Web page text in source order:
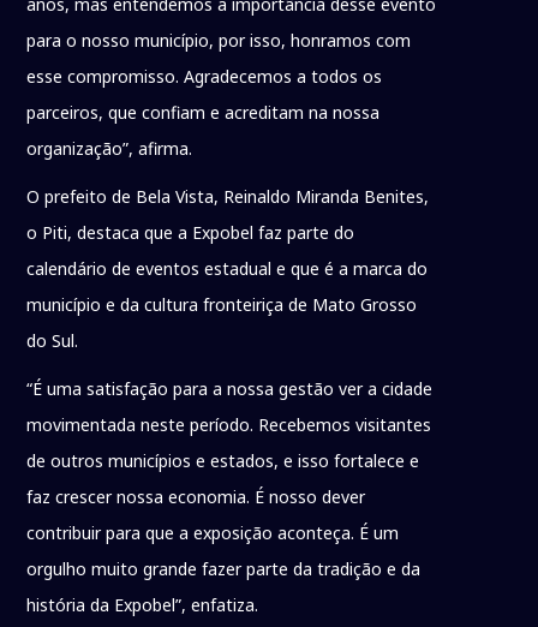
para o nosso município, por isso, honramos com
esse compromisso. Agradecemos a todos os
parceiros, que confiam e acreditam na nossa
organização”, afirma.
O prefeito de Bela Vista, Reinaldo Miranda Benites,
o Piti, destaca que a Expobel faz parte do
calendário de eventos estadual e que é a marca do
município e da cultura fronteiriça de Mato Grosso
do Sul.
“É uma satisfação para a nossa gestão ver a cidade
movimentada neste período. Recebemos visitantes
de outros municípios e estados, e isso fortalece e
faz crescer nossa economia. É nosso dever
contribuir para que a exposição aconteça. É um
orgulho muito grande fazer parte da tradição e da
história da Expobel”, enfatiza.